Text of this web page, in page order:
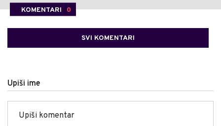
KOMENTARI 0
SVI KOMENTARI
Upiši ime